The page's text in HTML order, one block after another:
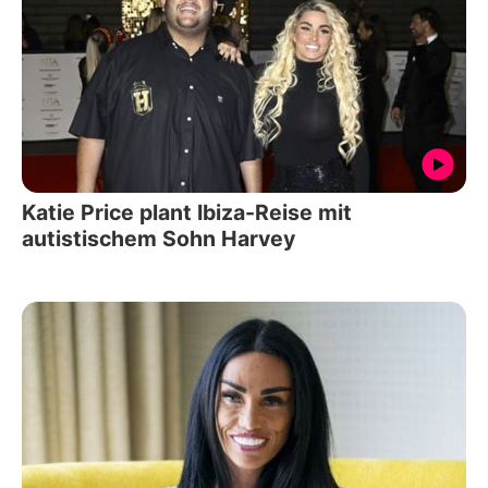
Katie Price plant Ibiza-Reise mit
autistischem Sohn Harvey